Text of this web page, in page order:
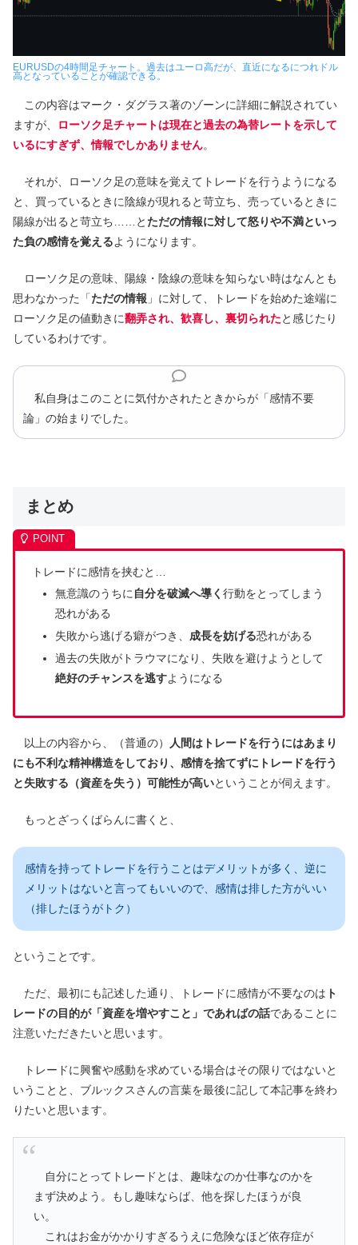
EURUSDの4時間足チャート。過去はユーロ高だが、直近になるにつれドル
高となっていることが確認できる。
この内容はマーク・ダグラス著のゾーンに詳細に解説されてい
ますが、
ローソク足チャートは現在と過去の為替レートを示して
いるにすぎず、情報でしかありません。
それが、ローソク足の意味を覚えてトレードを行うようになる
と、買っているときに陰線が現れると苛立ち、売っているときに
陽線が出ると苛立ち……と ただの情報に対して怒りや不満といっ
た負の感情を覚えるようになります。
ローソク足の意味、陽線・陰線の意味を知らない時はなんとも
思わなかった「ただの情報 」に対して、トレードを始めた途端に
ローソク足の値動きに翻弄され、歓喜し、裏切られたと感じたり
しているわけです。
私自身はこのことに気付かされたときからが「感情不要
論」の始まりでした。
まとめ
トレードに感情を挟むと…
無意識のうちに自分を破滅へ導く 行動をとってしまう
恐れがある
失敗から逃げる癖がつき、 成長を妨げる恐れがある
過去の失敗がトラウマになり、失敗を避けようとして
絶好のチャンスを逃すようになる
以上の内容から、（普通の）
人間はトレードを行うにはあまり
にも不利な精神構造をしており、感情を捨てずにトレードを行う
と失敗する（資産を失う）可能性が高いということが伺えます。
もっとざっくばらんに書くと、
感情を持ってトレードを行うことはデメリットが多く、逆に
メリットはないと言ってもいいので、感情は排した方がいい
（排したほうがトク）
ということです。
ただ、最初にも記述した通り、トレードに感情が不要なのは ト
レードの目的が「資産を増やすこと」であればの話であることに
注意いただきたいと思います。
トレードに興奮や感動を求めている場合はその限りではないと
いうことと、ブルックスさんの言葉を最後に記して本記事を終わ
りたいと思います。
自分にとってトレードとは、趣味なのか仕事なのかを
まず決めよう。もし趣味ならば、他を探したほうが良
い。
これはお金がかかりすぎるうえに危険なほど依存症が